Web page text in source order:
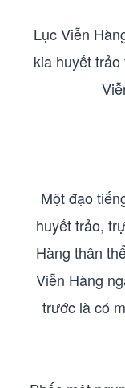
Lục Viễn
kia huyết
Một đạo
huyết trảo,
Hàng thân
Viễn Hàng
trước là có